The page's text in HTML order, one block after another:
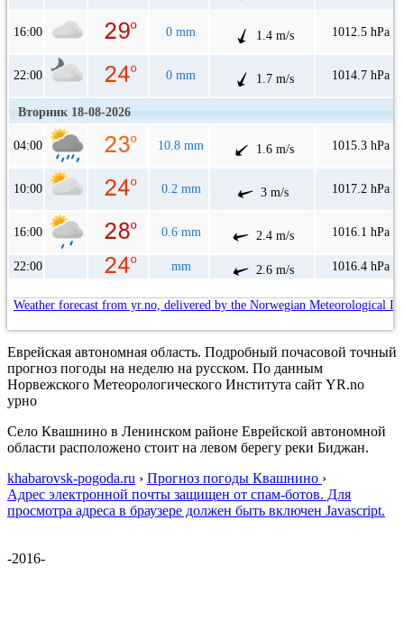
16:00 0 mm 1.4 m/s 1012.5 hPa
22:00 0 mm 1.7 m/s 1014.7 hPa
Вторник 18-08-2026
04:00 10.8 mm 1.6 m/s 1015.3 hPa
10:00 0.2 mm 3 m/s 1017.2 hPa
16:00 0.6 mm 2.4 m/s 1016.1 hPa
22:00 mm 2.6 m/s 1016.4 hPa
Weather forecast from yr.no, delivered by the Norwegian Meteorological
Еврейская автономная область. Подробный почасовой точный
прогноз погоды на неделю на русском. По данным
Норвежского Метеорологического Института сайт YR.no
урно
Село Квашнино в Ленинском районе Еврейской автономной
области расположено стоит на левом берегу реки Биджан.
khabarovsk-pogoda.ru › Прогноз погоды Квашнино ›
Адрес электронной почты защищен от спам-ботов. Для
просмотра адреса в браузере должен быть включен Javascript.
-2016-